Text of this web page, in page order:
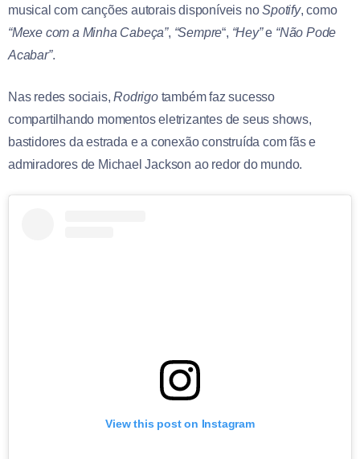
musical com canções autorais disponíveis noSpotify, como
“Mexe com a Minha Cabeça”, “Sempre“, “Hey”e “Não Pode
Acabar”.
Nas redes sociais,Rodrigotambém faz sucesso
compartilhando momentos eletrizantes de seus shows,
bastidores da estrada e a conexão construída com fãs e
admiradores de Michael Jackson ao redor do mundo.
View this post on Instagram